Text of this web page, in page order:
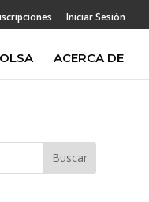
Iniciar Sesión
ACERCA DE